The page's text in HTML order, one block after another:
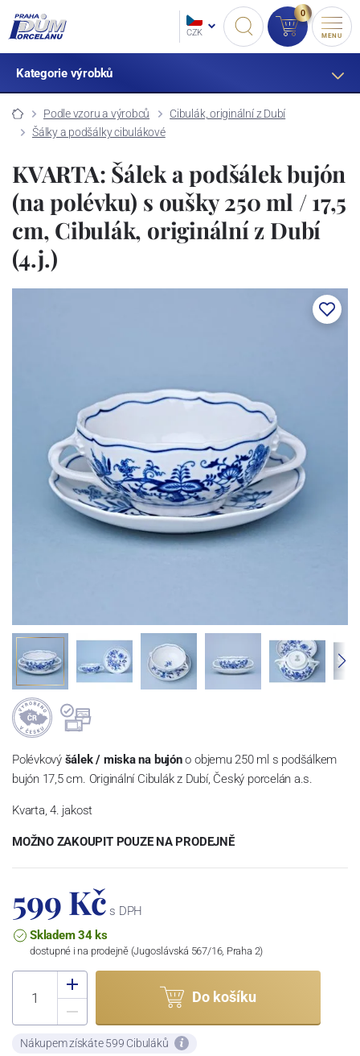
CZK
0
MENU
Kategorie výrobků
Podle vzoru a výrobců
Cibulák, originální z Dubí
Šálky a podšálky cibulákové
KVARTA: Šálek a podšálek bujón
(na polévku) s oušky 250 ml / 17,5
cm, Cibulák, originální z Dubí
(4.j.)
Polévkový šálek / miska na bujóno objemu 250 ml s podšálkem
bujón 17,5 cm. Originální Cibulák z Dubí, Český porcelán a.s.
Kvarta, 4. jakost
MOŽNO ZAKOUPIT POUZE NA PRODEJNĚ
599 Kč s DPH
Skladem 34 ks
dostupné i na prodejně (Jugoslávská 567/16, Praha 2)
Do košíku
Nákupem získáte 599 Cibuláků